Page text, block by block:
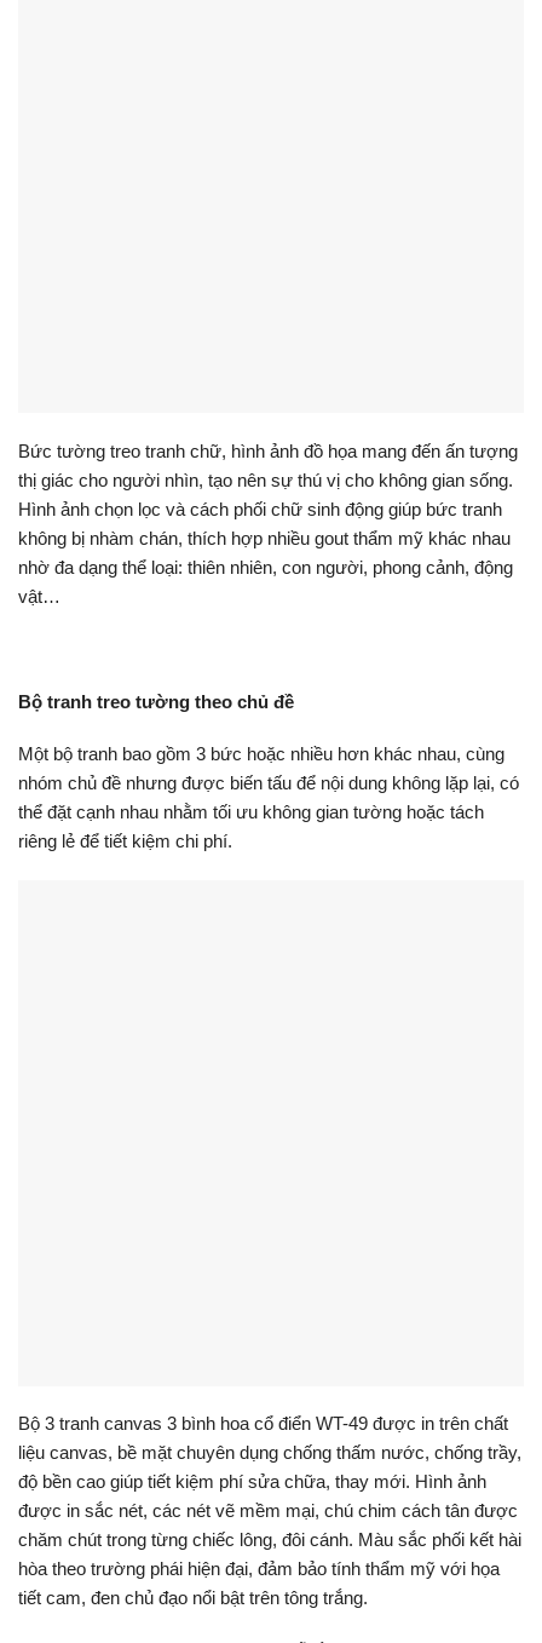
Bức tường treo tranh chữ, hình ảnh đồ họa mang đến ấn tượng
thị giác cho người nhìn, tạo nên sự thú vị cho không gian sống.
Hình ảnh chọn lọc và cách phối chữ sinh động giúp bức tranh
không bị nhàm chán, thích hợp nhiều gout thẩm mỹ khác nhau
nhờ đa dạng thể loại: thiên nhiên, con người, phong cảnh, động
vật…
Bộ tranh treo tường theo chủ đề
Một bộ tranh bao gồm 3 bức hoặc nhiều hơn khác nhau, cùng
nhóm chủ đề nhưng được biến tấu để nội dung không lặp lại, có
thể đặt cạnh nhau nhằm tối ưu không gian tường hoặc tách
riêng lẻ để tiết kiệm chi phí.
Bộ 3 tranh canvas 3 bình hoa cổ điển WT-49 được in trên chất
liệu canvas, bề mặt chuyên dụng chống thấm nước, chống trầy,
độ bền cao giúp tiết kiệm phí sửa chữa, thay mới. Hình ảnh
được in sắc nét, các nét vẽ mềm mại, chú chim cách tân được
chăm chút trong từng chiếc lông, đôi cánh. Màu sắc phối kết hài
hòa theo trường phái hiện đại, đảm bảo tính thẩm mỹ với họa
tiết cam, đen chủ đạo nổi bật trên tông trắng.